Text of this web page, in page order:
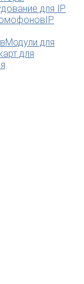
для IP
IP
Модули для
для